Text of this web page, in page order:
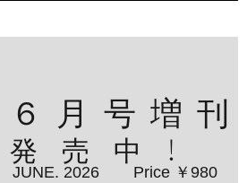
６月号増刊
発売中！
JUNE. 2026 Price ￥980